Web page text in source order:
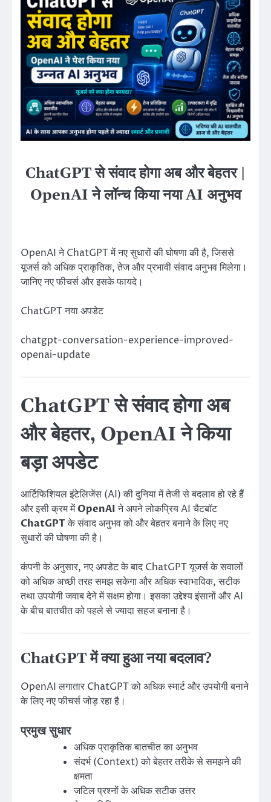
ChatGPT से संवाद होगा अब और बेहतर |
OpenAI ने लॉन्च किया नया AI अनुभव
OpenAI ने ChatGPT में नए सुधारों की घोषणा की है, जिससे
यूजर्स को अधिक प्राकृतिक, तेज और प्रभावी संवाद अनुभव मिलेगा।
जानिए नए फीचर्स और इसके फायदे।
ChatGPT नया अपडेट
chatgpt-conversation-experience-improved-
openai-update
ChatGPT से संवाद होगा अब
और बेहतर, OpenAI ने किया
बड़ा अपडेट
आर्टिफिशियल इंटेलिजेंस (AI) की दुनिया में तेजी से बदलाव हो रहे हैं
और इसी क्रम मेंOpenAIने अपने लोकप्रिय AI चैटबॉट
ChatGPTके संवाद अनुभव को और बेहतर बनाने के लिए नए
सुधारों की घोषणा की है।
कंपनी के अनुसार, नए अपडेट के बाद ChatGPT यूजर्स के सवालों
को अधिक अच्छी तरह समझ सकेगा और अधिक स्वाभाविक, सटीक
तथा उपयोगी जवाब देने में सक्षम होगा। इसका उद्देश्य इंसानों और AI
के बीच बातचीत को पहले से ज्यादा सहज बनाना है।
ChatGPT में क्या हुआ नया बदलाव?
OpenAI लगातार ChatGPT को अधिक स्मार्ट और उपयोगी बनाने
के लिए नए फीचर्स जोड़ रहा है।
प्रमुख सुधार
अधिक प्राकृतिक बातचीत का अनुभव
संदर्भ (Context) को बेहतर तरीके से समझने की
क्षमता
जटिल प्रश्नों के अधिक सटीक उत्तर